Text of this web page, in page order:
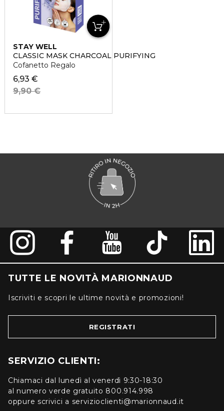
STAY WELL
CLASSIC MASK CHARCOAL PURIFYING
Cofanetto Regalo
6,93 €
9,90 €
TUTTE LE NOVITÀ MARIONNAUD
Iscriviti e scopri le ultime novità e promozioni!
REGISTRATI
SERVIZIO CLIENTI:
Chiamaci dal lunedì al venerdì 9:30-18:30
al numero verde gratuito 800.914.998
oppure scrivici a servizioclienti@marionnaud.it